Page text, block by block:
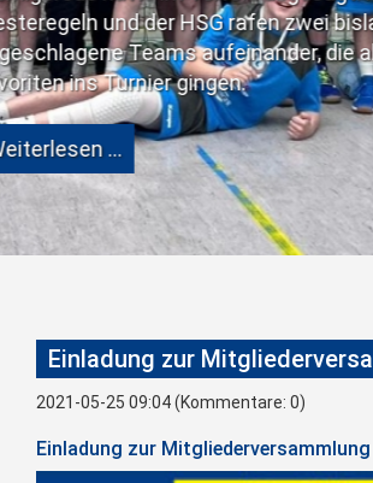
rafen zwei bislang
aufeinander, die als
Einladung zur
2021-05-25 09:04(Kommentare: 0)
Einladung zur Mitgliederversammlung